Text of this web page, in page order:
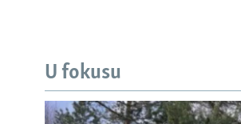
U fokusu